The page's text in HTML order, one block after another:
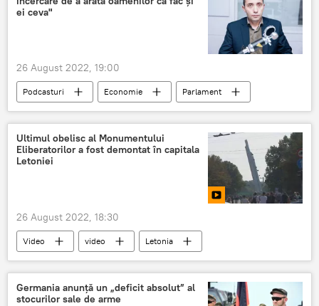
ei ceva"
26 August 2022, 19:00
Podcasturi Economie Parlament
Ultimul obelisc al Monumentului
Eliberatorilor a fost demontat în capitala
Letoniei
26 August 2022, 18:30
Video video
Letonia
monument
sovietic demontate
Germania anunță un „deficit absolut” al
stocurilor sale de arme